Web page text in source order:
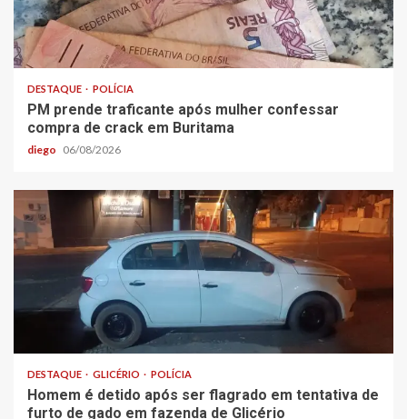
DESTAQUE POLÍCIA
PM prende traficante após mulher confessar
compra de crack em Buritama
diego 06/08/2026
DESTAQUE GLICÉRIO POLÍCIA
Homem é detido após ser flagrado em tentativa de
furto de gado em fazenda de Glicério